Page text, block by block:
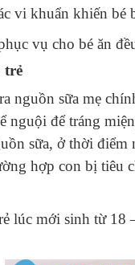
vi khuẩn khiến bé
vụ cho bé ăn
trẻ
nguồn sữa mẹ
nguội để tráng
sữa, ở thời điểm
hợp con bị tiêu
lúc mới sinh từ 18